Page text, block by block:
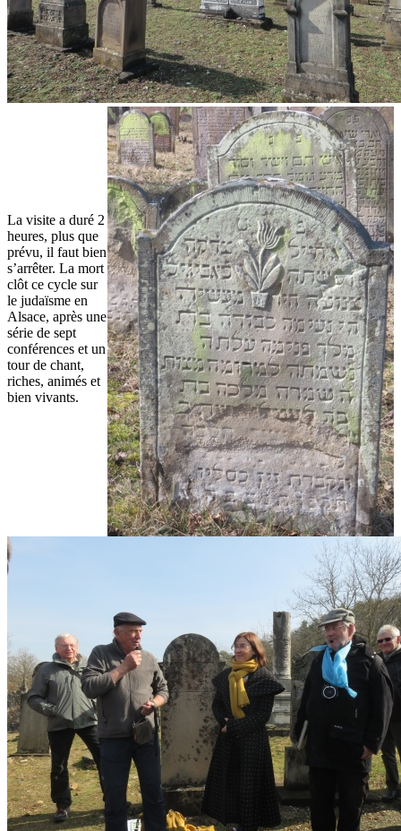
La visite a duré 2
heures, plus que
prévu, il faut bien
s’arrêter. La mort
clôt ce cycle sur
le judaïsme en
Alsace, après une
série de sept
conférences et un
tour de chant,
riches, animés et
bien vivants.